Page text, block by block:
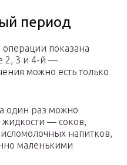
период
показана
2, 3 и 4-й —
можно есть только
один раз можно
— соков,
напитков,
маленькими